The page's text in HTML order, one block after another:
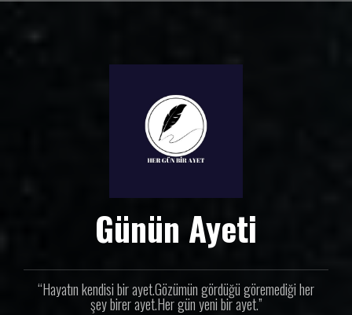
Günün Ayeti
“Hayatın kendisi bir ayet.Gözümün gördüğü göremediği her
şey birer ayet.Her gün yeni bir ayet.”